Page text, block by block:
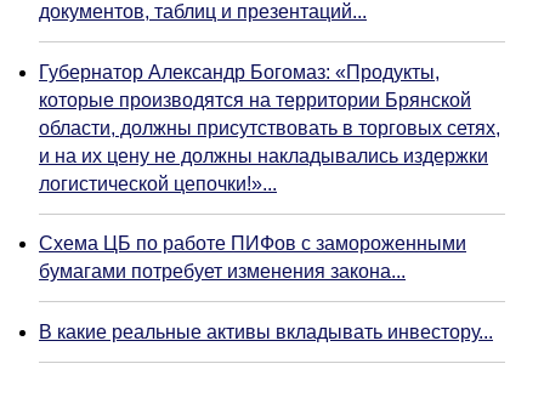
документов, таблиц и презентаций...
Губернатор Александр Богомаз: «Продукты,
которые производятся на территории Брянской
области, должны присутствовать в торговых сетях,
и на их цену не должны накладывались издержки
логистической цепочки!»...
Схема ЦБ по работе ПИФов с замороженными
бумагами потребует изменения закона...
В какие реальные активы вкладывать инвестору...